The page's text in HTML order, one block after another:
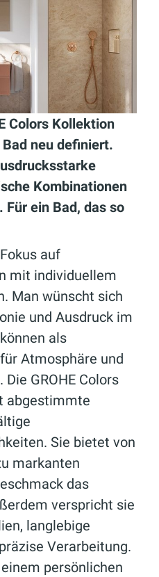
Colors Kollektion
neu definiert.
Kombinationen
ein Bad, das so
auf
mit individuellem
Man wünscht sich
und Ausdruck im
als
Atmosphäre und
GROHE Colors
abgestimmte
Sie bietet von
markanten
das
verspricht sie
langlebige
Verarbeitung.
persönlichen